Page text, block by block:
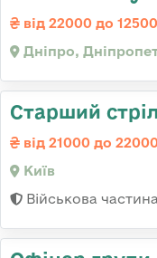
від 22000 до
Дніпро,
Старший
від 21000 до
Київ
Військова